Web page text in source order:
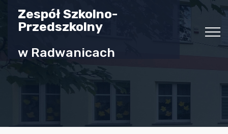
Zespół Szkolno-
Przedszkolny
w Radwanicach